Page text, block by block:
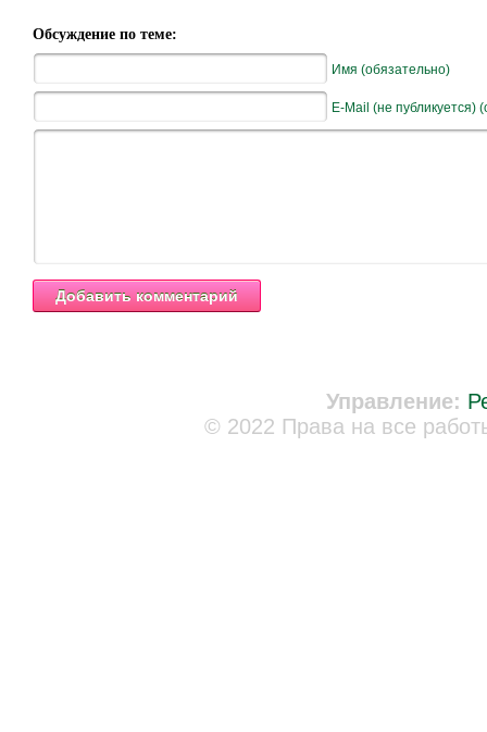
Обсуждение по теме:
Имя (обязательно)
E-Mail (не публикуется)
Управление:
© 2022 Права на все